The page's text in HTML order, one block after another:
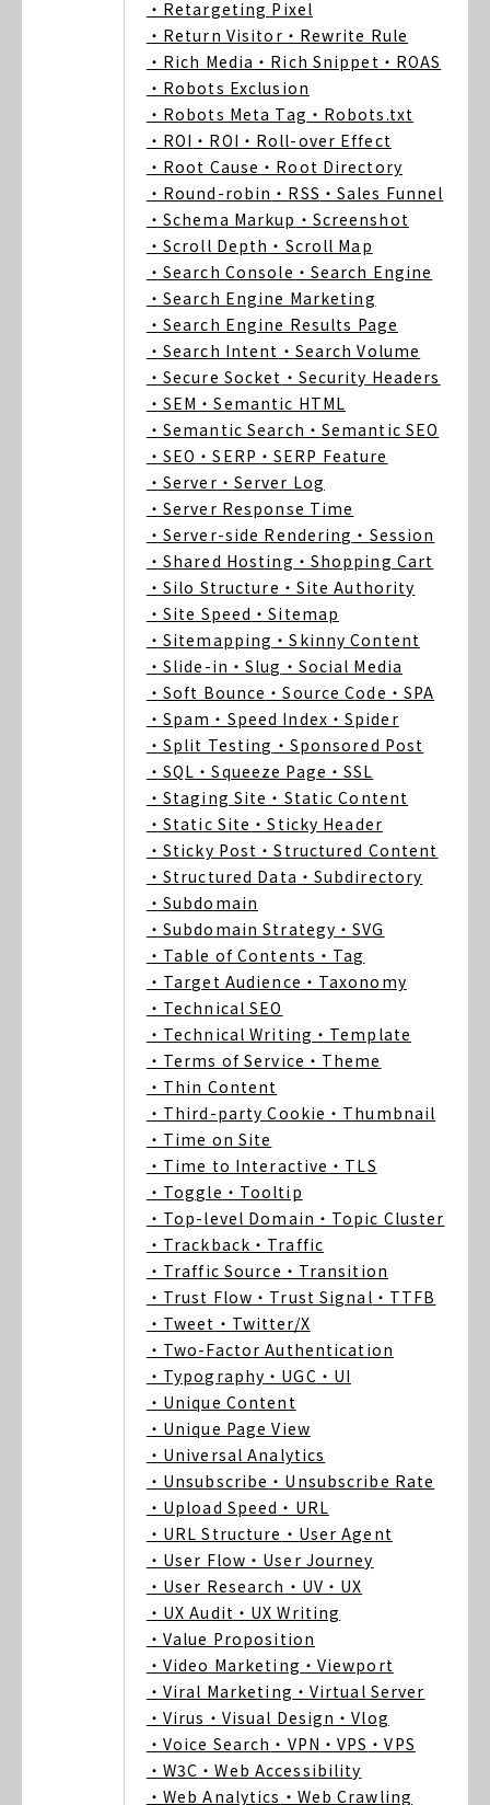
・Retargeting Pixel
・Return Visitor ・Rewrite Rule
・Rich Media ・Rich Snippet ・ROAS
・Robots Exclusion
・Robots Meta Tag ・Robots.txt
・ROI ・ROI ・Roll-over Effect
・Root Cause ・Root Directory
・Round-robin ・RSS ・Sales Funnel
・Schema Markup ・Screenshot
・Scroll Depth ・Scroll Map
・Search Console ・Search Engine
・Search Engine Marketing
・Search Engine Results Page
・Search Intent ・Search Volume
・Secure Socket ・Security Headers
・SEM ・Semantic HTML
・Semantic Search ・Semantic SEO
・SEO ・SERP ・SERP Feature
・Server ・Server Log
・Server Response Time
・Server-side Rendering ・Session
・Shared Hosting ・Shopping Cart
・Silo Structure ・Site Authority
・Site Speed ・Sitemap
・Sitemapping ・Skinny Content
・Slide-in ・Slug ・Social Media
・Soft Bounce ・Source Code ・SPA
・Spam ・Speed Index ・Spider
・Split Testing ・Sponsored Post
・SQL ・Squeeze Page ・SSL
・Staging Site ・Static Content
・Static Site ・Sticky Header
・Sticky Post ・Structured Content
・Structured Data ・Subdirectory
・Subdomain
・Subdomain Strategy ・SVG
・Table of Contents ・Tag
・Target Audience ・Taxonomy
・Technical SEO
・Technical Writing ・Template
・Terms of Service ・Theme
・Thin Content
・Third-party Cookie ・Thumbnail
・Time on Site
・Time to Interactive ・TLS
・Toggle ・Tooltip
・Top-level Domain ・Topic Cluster
・Trackback ・Traffic
・Traffic Source ・Transition
・Trust Flow ・Trust Signal ・TTFB
・Tweet ・Twitter/X
・Two-Factor Authentication
・Typography ・UGC ・UI
・Unique Content
・Unique Page View
・Universal Analytics
・Unsubscribe ・Unsubscribe Rate
・Upload Speed ・URL
・URL Structure ・User Agent
・User Flow ・User Journey
・User Research ・UV ・UX
・UX Audit ・UX Writing
・Value Proposition
・Video Marketing ・Viewport
・Viral Marketing ・Virtual Server
・Virus ・Visual Design ・Vlog
・Voice Search ・VPN ・VPS ・VPS
・W3C ・Web Accessibility
・Web Analytics ・Web Crawling